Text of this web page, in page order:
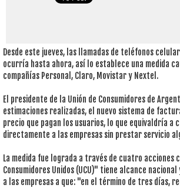
Desde este jueves, las llamadas de teléfonos
ocurría hasta ahora, así lo establece una medida
compañías Personal, Claro, Movistar y Nextel.
El presidente de la Unión de Consumidores de
estimaciones realizadas, el nuevo sistema de
precio que pagan los usuarios, lo que equivaldría a
directamente a las empresas sin prestar servicio
La medida fue lograda a través de cuatro
Consumidores Unidos (UCU)" tiene alcance
a las empresas a que: "en el término de tres días,